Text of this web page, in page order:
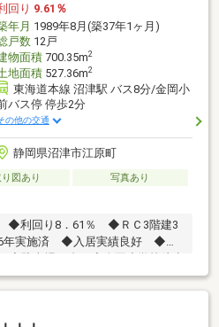
回り 9.61％
年月 1989年8月(築37年1ヶ月)
戸数12戸
物面積700.35m2
地面積527.36m2
東海道本線 沼津駅 バス8分/金岡小
バス停 停歩2分
の他の交通
静岡県沼津市江原町
図あり
写真あり
◆利回り8．61％ ◆ＲＣ3階建3
年実施済 ◆入居実績良好 ◆土